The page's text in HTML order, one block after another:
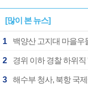
[많이 본 뉴스]
1 백양산 고지대 마을우
2 경위 이하 경찰 하위
3 해수부 청사, 북항 국